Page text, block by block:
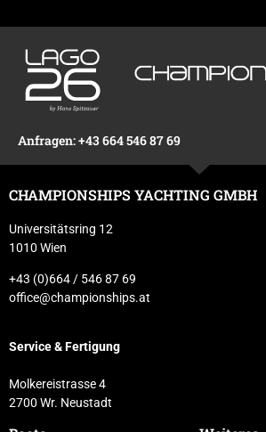
Anfragen: +43 664 546 87 69
CHAMPIONSHIPS YACHTING GMBH
Universitätsring 12
1010 Wien
+43 (0)664 / 546 87 69
office@championships.at
Service & Fertigung
Molkereistrasse 4
2700 Wr. Neustadt